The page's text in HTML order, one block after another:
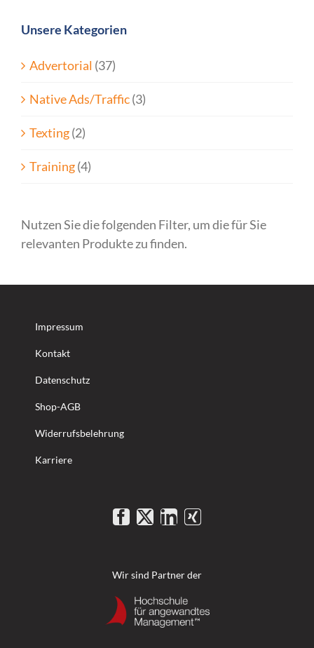
Unsere Kategorien
Advertorial (37)
Native Ads/Traffic(3)
Texting(2)
Training(4)
Nutzen Sie die folgenden Filter, um die für Sie
relevanten Produkte zu finden.
Impressum
Kontakt
Datenschutz
Shop-AGB
Widerrufsbelehrung
Karriere
Wir sind Partner der